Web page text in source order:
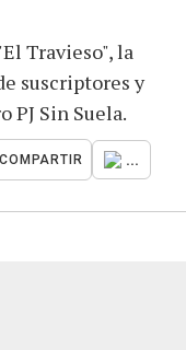
Travieso", la
suscriptores y
PJ Sin Suela.
COMPARTIR ...